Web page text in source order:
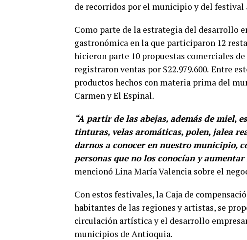
de recorridos por el municipio y del festival
Como parte de la estrategia del desarrollo
gastronómica en la que participaron 12
hicieron parte 10 propuestas comerciales
registraron ventas por $22.979.600. Entre
productos hechos con materia prima del
Carmen y El Espinal.
“A partir de las abejas, además de miel,
tinturas, velas aromáticas, polen, jalea
darnos a conocer en nuestro municipio,
personas que no los conocían y
mencionó Lina María Valencia sobre el
Con estos festivales, la Caja de
habitantes de las regiones y artistas, se
circulación artística y el desarrollo
municipios de Antioquia.